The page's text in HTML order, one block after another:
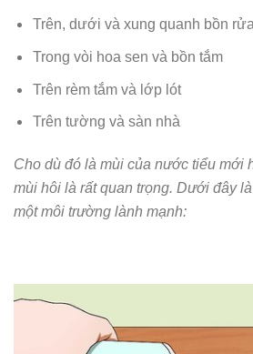
Trên, dưới và xung quanh bồn
Trong vòi hoa sen và bồn tắm
Trên rèm tắm và lớp lót
Trên tường và sàn nhà
Cho dù đó là mùi của nước tiểu mới
mùi hôi là rất quan trọng. Dưới đây
một môi trường lành mạnh: